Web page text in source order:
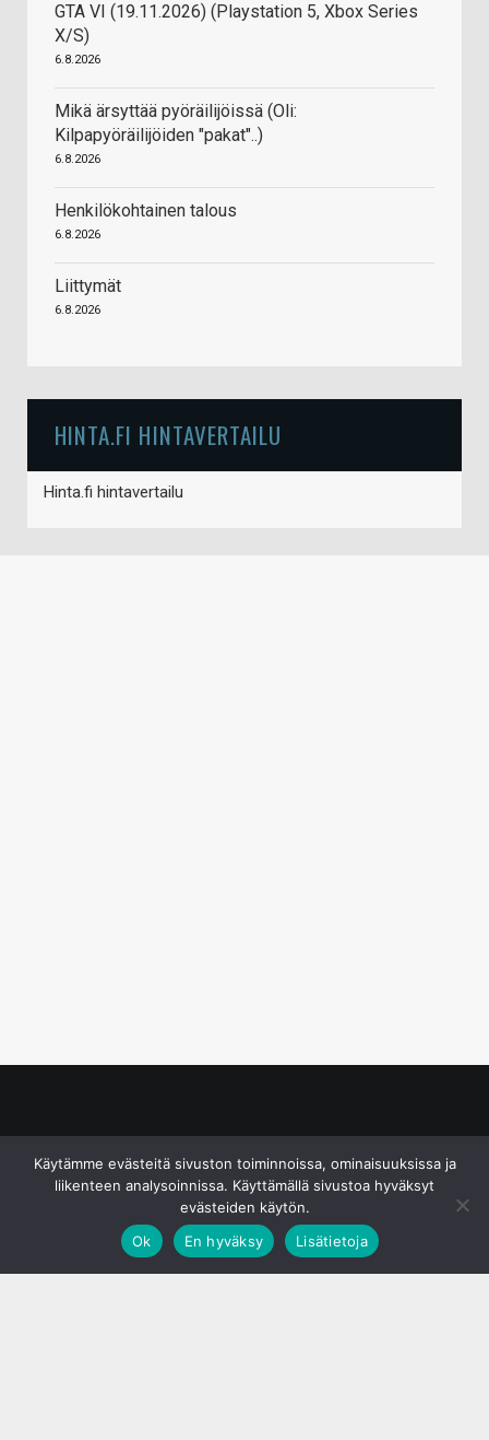
GTA VI (19.11.2026) (Playstation 5, Xbox Series
X/S)
6.8.2026
Mikä ärsyttää pyöräilijöissä (Oli:
Kilpapyöräilijöiden "pakat"..)
6.8.2026
Henkilökohtainen talous
6.8.2026
Liittymät
6.8.2026
HINTA.FI HINTAVERTAILU
Hinta.fi hintavertailu
Käytämme evästeitä sivuston toiminnoissa, ominaisuuksissa ja
liikenteen analysoinnissa. Käyttämällä sivustoa hyväksyt
evästeiden käytön.
Ok
En hyväksy Lisätietoja